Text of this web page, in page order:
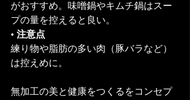
がおすすめ。味噌鍋やキムチ鍋はスー
プの量を控えると良い。
• 注意点
練り物や脂肪の多い肉（豚バラなど）
は控えめに。
無加工の美と健康をつくるをコンセプ